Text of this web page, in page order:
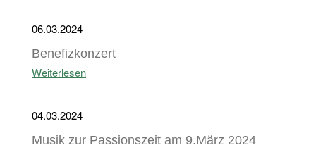
06.03.2024
Benefizkonzert
Weiterlesen
04.03.2024
Musik zur Passionszeit am 9.März 2024